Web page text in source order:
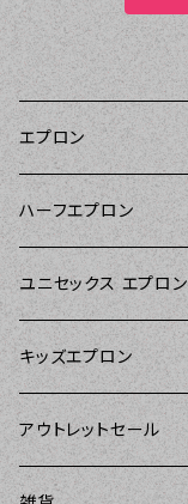
エプロン
Kitsch'n Glam（キッ
Sierra Rose（シエラ
Tarantinalovers（タラ
The Sunday Girl（ザ
ハーフエプロン
Sierra Rose（シエラ
ユニセックス エプロン
DII（ディーアイアイ）
Sierra Rose（シエラ
キッズエプロン
Sierra Rose（シエラ
アウトレットセール